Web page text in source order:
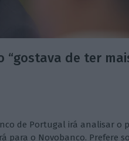
“gostava de ter
de Portugal irá analisar o
para o Novobanco. Prefere